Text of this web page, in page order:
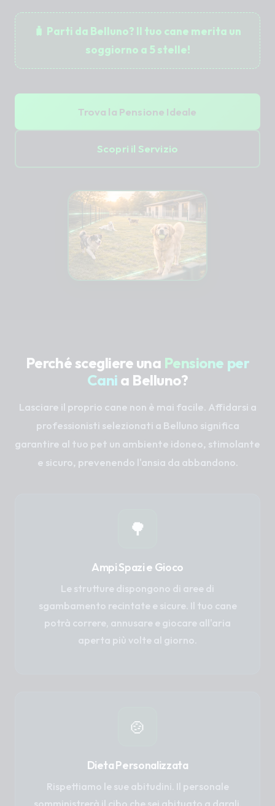
🧳 Parti da Belluno? Il tuo cane merita un
soggiorno a 5 stelle!
Trova la Pensione Ideale
Scopri il Servizio
Perché scegliere una Pensione per
Cani a Belluno?
Lasciare il proprio cane non è mai facile. Affidarsi a
professionisti selezionati a Belluno significa
garantire al tuo pet un ambiente idoneo, stimolante
e sicuro, prevenendo l'ansia da abbandono.
🌳
Ampi Spazi e Gioco
Le strutture dispongono di aree di
sgambamento recintate e sicure. Il tuo cane
potrà correre, annusare e giocare all'aria
aperta più volte al giorno.
🍲
Dieta Personalizzata
Rispettiamo le sue abitudini. Il personale